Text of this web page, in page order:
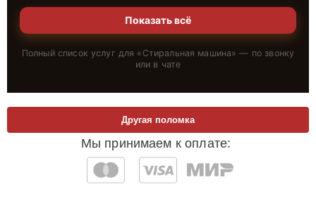
Показать всё
Полный список услуг для « Стиральная машина» — по звонку
или в чате
Мы принимаем к оплате:
Другая поломка